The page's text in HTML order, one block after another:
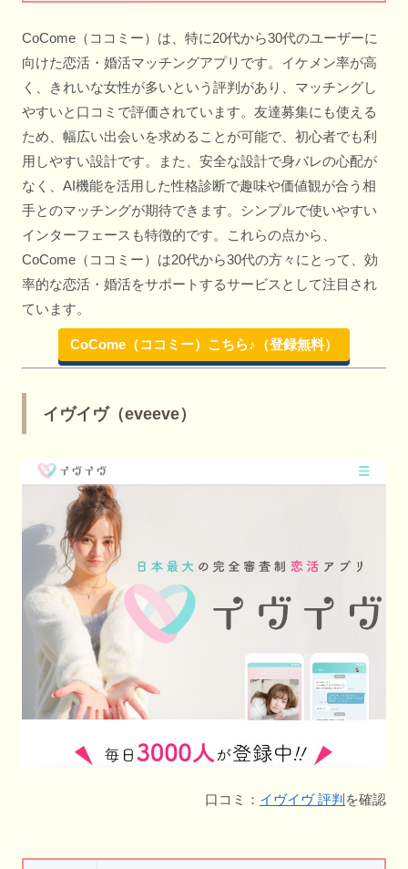
CoCome（ココミー）は、特に20代から30代のユーザーに
向けた恋活・婚活マッチングアプリです。イケメン率が高
く、きれいな女性が多いという評判があり、マッチングし
やすいと口コミで評価されています。友達募集にも使える
ため、幅広い出会いを求めることが可能で、初心者でも利
用しやすい設計です。また、安全な設計で身バレの心配が
なく、AI機能を活用した性格診断で趣味や価値観が合う相
手とのマッチングが期待できます。シンプルで使いやすい
インターフェースも特徴的です。これらの点から、
CoCome（ココミー）は20代から30代の方々にとって、効
率的な恋活・婚活をサポートするサービスとして注目され
ています。
CoCome（ココミー）こちら♪（登録無料）
イヴイヴ（eveeve）
口コミ： イヴイヴ 評判 を確認